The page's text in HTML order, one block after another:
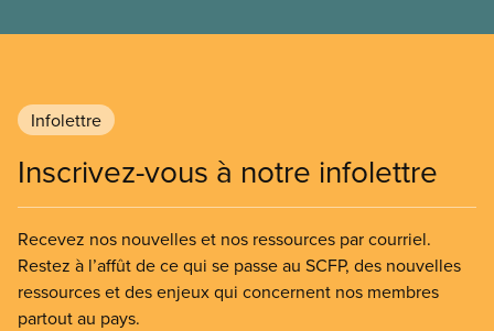
Infolettre
Inscrivez-vous à notre infolettre
Recevez nos nouvelles et nos ressources par courriel.
Restez à l’affût de ce qui se passe au SCFP, des nouvelles
ressources et des enjeux qui concernent nos membres
partout au pays.